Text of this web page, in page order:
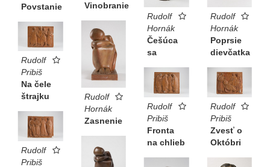
Povstanie
Vinobranie
Rudolf
Hornák
Češúca
sa
Rudolf
Hornák
Poprsie
dievčatka
Rudolf
Hornák
Zasnenie
Rudolf
Pribiš
Na čele
štrajku
Rudolf
Pribiš
Fronta
na chlieb
Rudolf
Pribiš
Zvesť o
Októbri
Rudolf
Pribiš